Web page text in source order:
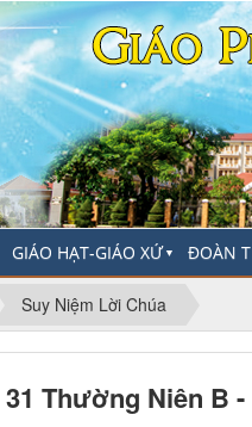
GIÁO HẠT-GIÁO XỨ▼ ĐOÀN
Suy Niệm Lời Chúa
Thường Niên B